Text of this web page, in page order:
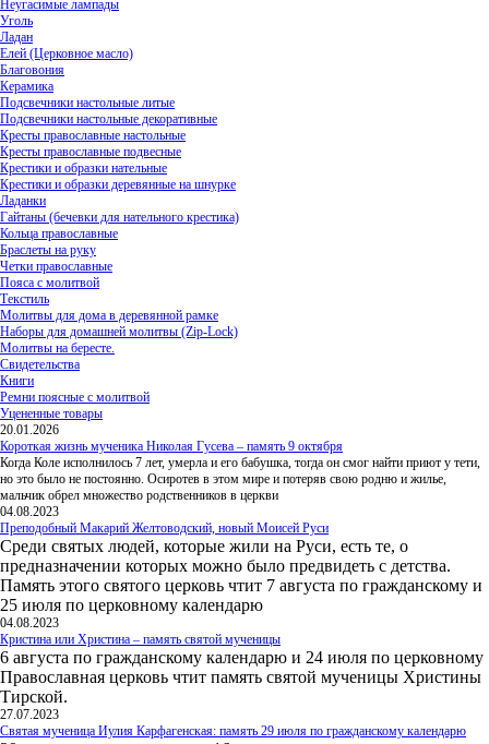
Неугасимые лампады
Уголь
Ладан
Елей (Церковное масло)
Благовония
Керамика
Подсвечники настольные литые
Подсвечники настольные декоративные
Кресты православные настольные
Кресты православные подвесные
Крестики и образки нательные
Крестики и образки деревянные на шнурке
Ладанки
Гайтаны (бечевки для нательного крестика)
Кольца православные
Браслеты на руку
Четки православные
Пояса с молитвой
Текстиль
Молитвы для дома в деревянной рамке
Наборы для домашней молитвы (Zip-Lock)
Молитвы на бересте.
Свидетельства
Книги
Ремни поясные с молитвой
Уцененные товары
20.01.2026
Короткая жизнь мученика Николая Гусева – память 9 октября
Когда Коле исполнилось 7 лет, умерла и его бабушка, тогда он смог найти приют у тети,
но это было не постоянно. Осиротев в этом мире и потеряв свою родню и жилье,
мальчик обрел множество родственников в церкви
04.08.2023
Преподобный Макарий Желтоводский, новый Моисей Руси
Среди святых людей, которые жили на Руси, есть те, о
предназначении которых можно было предвидеть с детства.
Память этого святого церковь чтит 7 августа по гражданскому и
25 июля по церковному календарю
04.08.2023
Кристина или Христина – память святой мученицы
6 августа по гражданскому календарю и 24 июля по церковному
Православная церковь чтит память святой мученицы Христины
Тирской.
27.07.2023
Святая мученица Иулия Карфагенская: память 29 июля по гражданскому календарю